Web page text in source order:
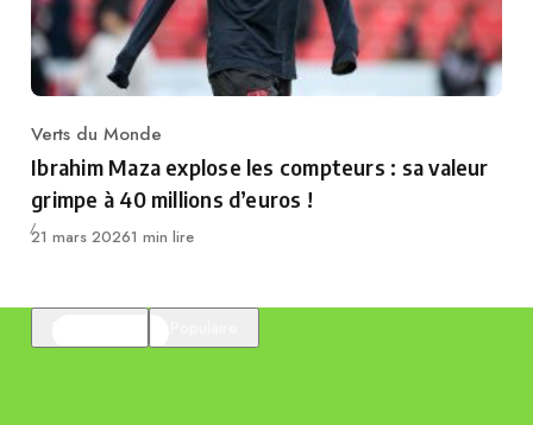
Category
Verts du Monde
Ibrahim Maza explose les compteurs : sa valeur
grimpe à 40 millions d’euros !
Publié
21 mars 20261 min lire